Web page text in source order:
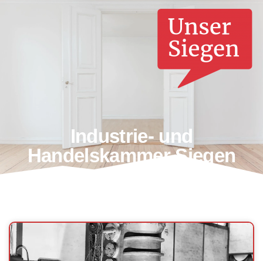
Industrie- und
Handelskammer Siegen